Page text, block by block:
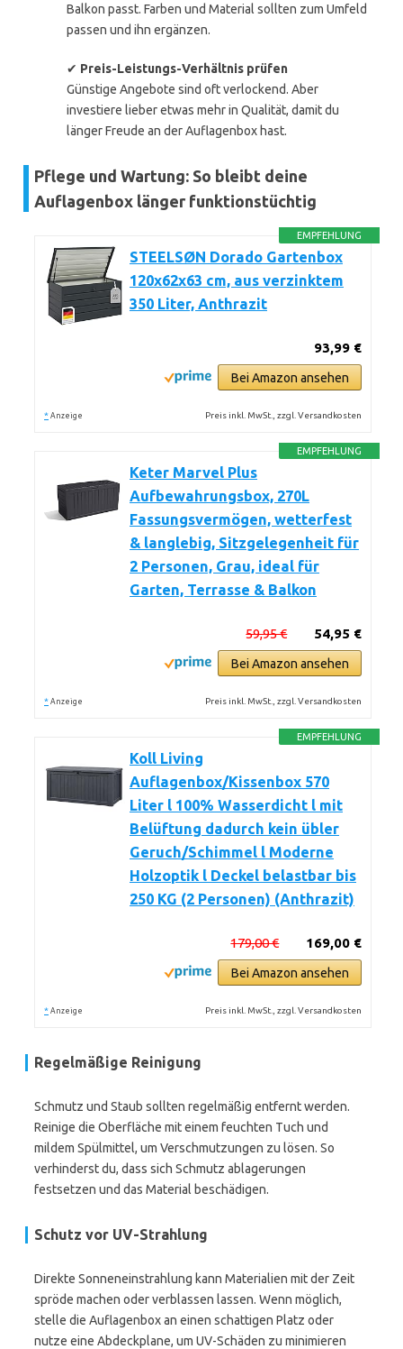
Balkon passt. Farben und Material sollten zum Umfeld
passen und ihn ergänzen.
✔ Preis-Leistungs-Verhältnis prüfen
Günstige Angebote sind oft verlockend. Aber
investiere lieber etwas mehr in Qualität, damit du
länger Freude an der Auflagenbox hast.
Pflege und Wartung: So bleibt deine
Auflagenbox länger funktionstüchtig
EMPFEHLUNG
STEELSØN Dorado Gartenbox
120x62x63 cm, aus verzinktem
350 Liter, Anthrazit
93,99 €
Bei Amazon ansehen
* Anzeige Preis inkl. MwSt., zzgl. Versandkosten
EMPFEHLUNG
Keter Marvel Plus
Aufbewahrungsbox, 270L
Fassungsvermögen, wetterfest
& langlebig, Sitzgelegenheit für
2 Personen, Grau, ideal für
Garten, Terrasse & Balkon
54,95 €
59,95 €
Bei Amazon ansehen
* Anzeige Preis inkl. MwSt., zzgl. Versandkosten
EMPFEHLUNG
Koll Living
Auflagenbox/Kissenbox 570
Liter l 100% Wasserdicht l mit
Belüftung dadurch kein übler
Geruch/Schimmel l Moderne
Holzoptik l Deckel belastbar bis
250 KG (2 Personen) (Anthrazit)
169,00 €
179,00 €
Bei Amazon ansehen
* Anzeige Preis inkl. MwSt., zzgl. Versandkosten
Regelmäßige Reinigung
Schmutz und Staub sollten regelmäßig entfernt werden.
Reinige die Oberfläche mit einem feuchten Tuch und
mildem Spülmittel, um Verschmutzungen zu lösen. So
verhinderst du, dass sich Schmutz ablagerungen
festsetzen und das Material beschädigen.
Schutz vor UV-Strahlung
Direkte Sonneneinstrahlung kann Materialien mit der Zeit
spröde machen oder verblassen lassen. Wenn möglich,
stelle die Auflagenbox an einen schattigen Platz oder
nutze eine Abdeckplane, um UV-Schäden zu minimieren